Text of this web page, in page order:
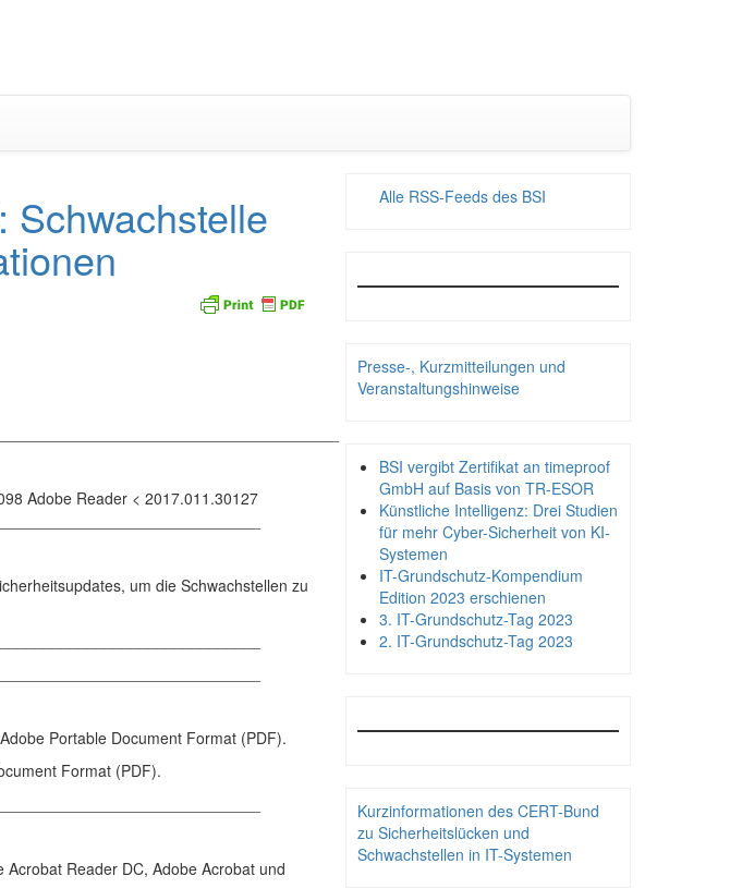
Schwachstelle
Adobe Reader < 2017.011.30127
um die Schwachstellen zu
Portable Document Format (PDF).
Format (PDF).
Reader DC, Adobe Acrobat und
Alle RSS-Feeds des BSI
Presse-, Kurzmitteilungen und
Veranstaltungshinweise
BSI vergibt Zertifikat an timeproof
GmbH auf Basis von TR-ESOR
Künstliche Intelligenz: Drei Studien
für mehr Cyber-Sicherheit von KI-
Systemen
IT-Grundschutz-Kompendium
Edition 2023 erschienen
3. IT-Grundschutz-Tag 2023
2. IT-Grundschutz-Tag 2023
Kurzinformationen des CERT-Bund
zu Sicherheitslücken und
Schwachstellen in IT-Systemen